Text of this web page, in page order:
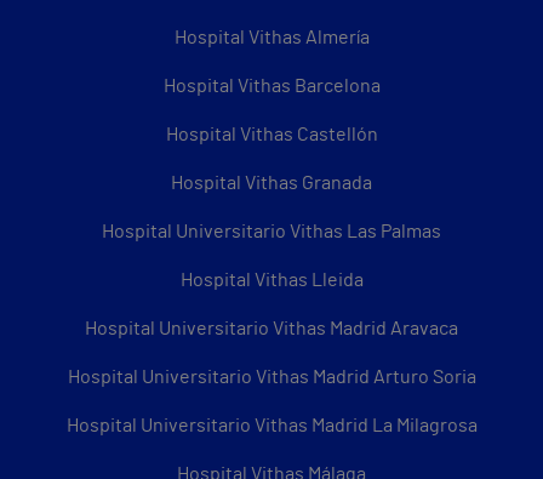
Hospital Vithas Almería
Hospital Vithas Barcelona
Hospital Vithas Castellón
Hospital Vithas Granada
Hospital Universitario Vithas Las Palmas
Hospital Vithas Lleida
Hospital Universitario Vithas Madrid Aravaca
Hospital Universitario Vithas Madrid Arturo Soria
Hospital Universitario Vithas Madrid La Milagrosa
Hospital Vithas Málaga